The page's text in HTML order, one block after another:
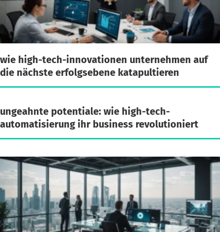
wie high-tech-innovationen unternehmen auf
die nächste erfolgsebene katapultieren
ungeahnte potentiale: wie high-tech-
automatisierung ihr business revolutioniert